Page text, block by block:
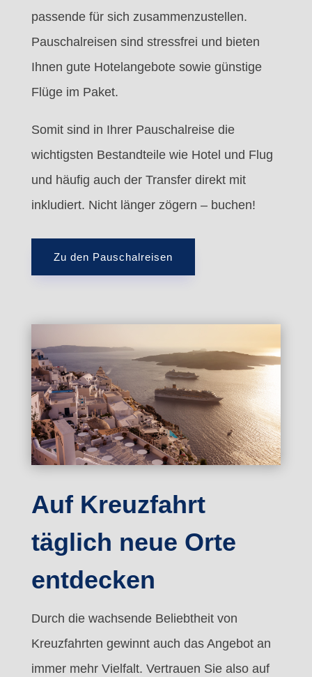
passende für sich zusammenzustellen.
Pauschalreisen sind stressfrei und bieten
Ihnen gute Hotelangebote sowie günstige
Flüge im Paket.
Somit sind in Ihrer Pauschalreise die
wichtigsten Bestandteile wie Hotel und Flug
und häufig auch der Transfer direkt mit
inkludiert. Nicht länger zögern – buchen!
Zu den Pauschalreisen
Auf Kreuzfahrt
täglich neue Orte
entdecken
Durch die wachsende Beliebtheit von
Kreuzfahrten gewinnt auch das Angebot an
immer mehr Vielfalt. Vertrauen Sie also auf